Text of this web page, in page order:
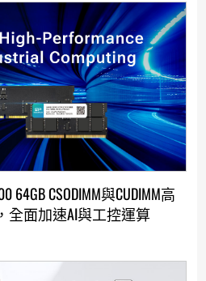
CSODIMM與CUDIMM高
全面加速AI與工控運算